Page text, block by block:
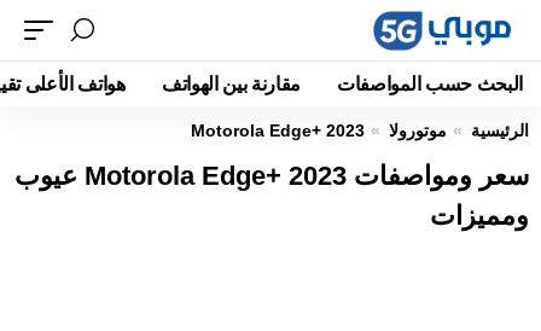
البحث حسب المواصفات مقارنة بين الهواتف هواتف الأعلى
الرئيسية موتورولا Motorola Edge+ 2023
سعر ومواصفات Motorola Edge+ 2023 عيوب
ومميزات